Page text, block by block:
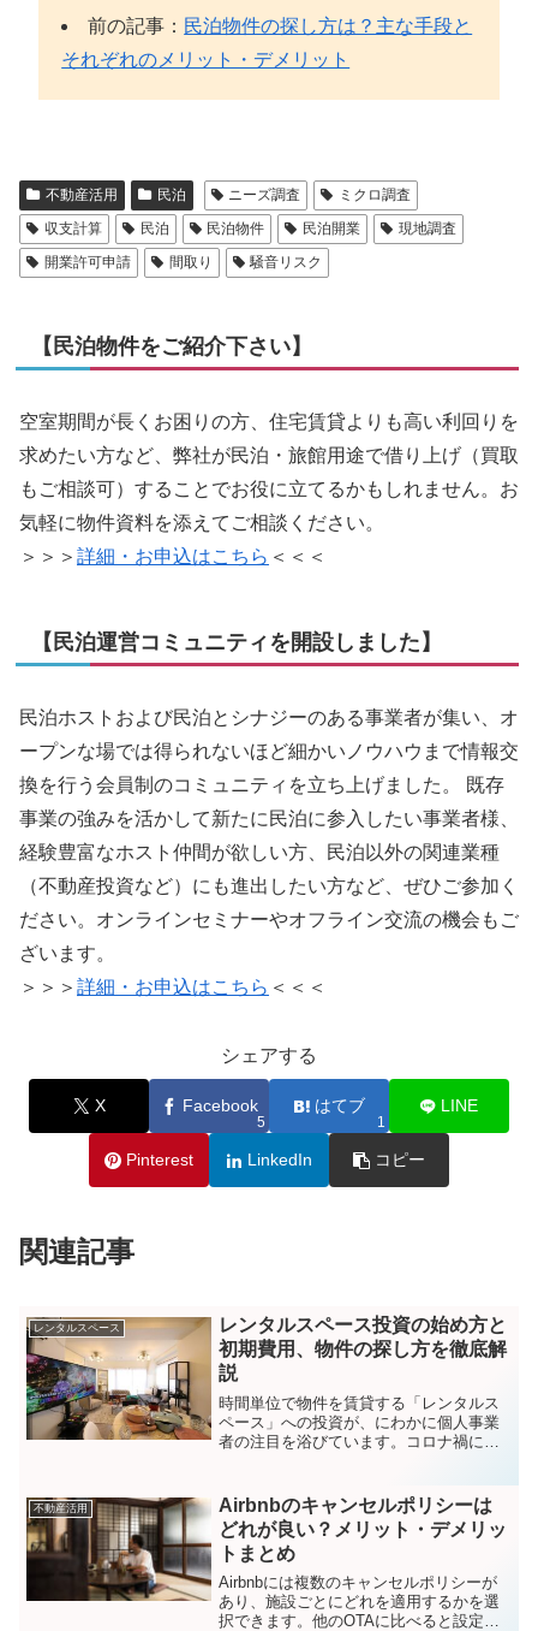
前の記事： 民泊物件の探し方は？主な手段と
それぞれのメリット・デメリット
不動産活用 民泊 ニーズ調査
ミクロ調査
収支計算
民泊 民泊物件 民泊開業
現地調査
開業許可申請
間取り 騒音リスク
【民泊物件をご紹介下さい】
空室期間が長くお困りの方、住宅賃貸よりも高い利回りを
求めたい方など、弊社が民泊・旅館用途で借り上げ（買取
もご相談可）することでお役に立てるかもしれません。お
気軽に物件資料を添えてご相談ください。
＞＞＞ 詳細・お申込はこちら ＜＜＜
【民泊運営コミュニティを開設しました】
民泊ホストおよび民泊とシナジーのある事業者が集い、オ
ープンな場では得られないほど細かいノウハウまで情報交
換を行う会員制のコミュニティを立ち上げました。 既存
事業の強みを活かして新たに民泊に参入したい事業者様、
経験豊富なホスト仲間が欲しい方、民泊以外の関連業種
（不動産投資など）にも進出したい方など、ぜひご参加く
ださい。オンラインセミナーやオフライン交流の機会もご
ざいます。
＞＞＞ 詳細・お申込はこちら ＜＜＜
シェアする
X Facebook
5
はてブ
1
LINE
Pinterest LinkedIn コピー
関連記事
レンタルスペース
レンタルスペース投資の始め方と
初期費用、物件の探し方を徹底解
説
時間単位で物件を賃貸する「レンタルス
ペース」への投資が、にわかに個人事業
者の注目を浴びています。コロナ禍によ
許可申請も必要ないことから、不労所得
モデルの副業として新たな選...
不動産活用
Airbnbのキャンセルポリシーは
どれが良い？メリット・デメリッ
トまとめ
Airbnbには複数のキャンセルポリシーが
あり、施設ごとにどれを適用するかを選
択できます。他のOTAに比べると設定の